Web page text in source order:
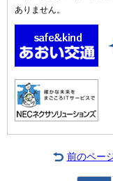
ありません。
前のペー